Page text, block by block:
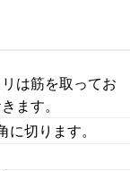
は筋を取ってお
ます。
切ります。